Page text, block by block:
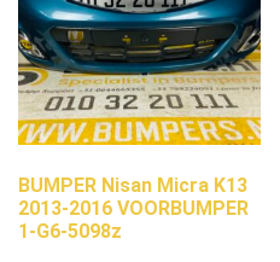
BUMPER Nisan Micra K13
2013-2016 VOORBUMPER
1-G6-5098z